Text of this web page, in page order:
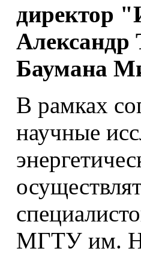
директор
Баумана
В рамках
научные
МГТУ им.